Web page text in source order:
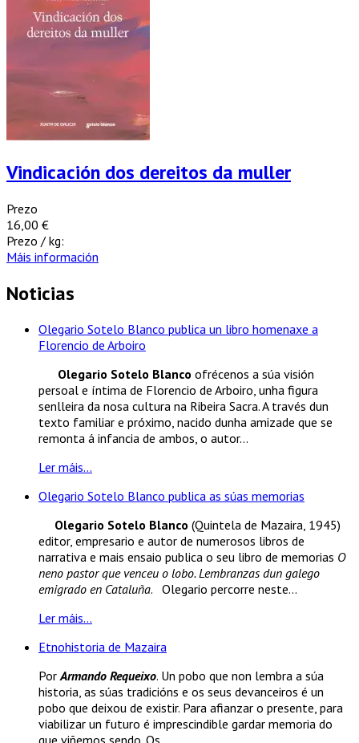
Vindicación dos dereitos da muller
Prezo
16,00 €
Prezo / kg:
Máis información
Noticias
Olegario Sotelo Blanco publica un libro homenaxe a
Florencio de Arboiro
Olegario Sotelo Blanco ofrécenos a súa visión
persoal e íntima de Florencio de Arboiro, unha figura
senlleira da nosa cultura na Ribeira Sacra. A través dun
texto familiar e próximo, nacido dunha amizade que se
remonta á infancia de ambos, o autor...
Ler máis...
Olegario Sotelo Blanco publica as súas memorias
Olegario Sotelo Blanco (Quintela de Mazaira, 1945)
editor, empresario e autor de numerosos libros de
narrativa e mais ensaio publica o seu libro de memorias O
neno pastor que venceu o lobo. Lembranzas dun galego
emigrado en Cataluña. Olegario percorre neste...
Ler máis...
Etnohistoria de Mazaira
PorArmando Requeixo. Un pobo que non lembra a súa
historia, as súas tradicións e os seus devanceiros é un
pobo que deixou de existir. Para afianzar o presente, para
viabilizar un futuro é imprescindible gardar memoria do